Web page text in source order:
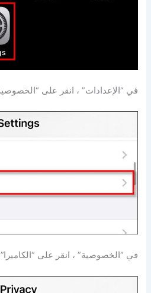
في “الإعدادات” ، انقر على
في “الخصوصية” ، انقر على